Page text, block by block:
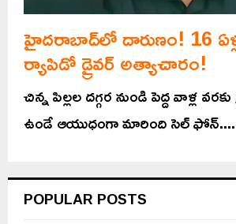
హైదరాబాద్‌లో దారుణం! 16
ర్యాపిడో డ్రైవర్ అత్యాచారం!
చిన్న పిల్లల దగ్గర నుండి పెద్ద వాళ్ల
ఉండే ఆయుధంగా మారింది సెల్ ఫోన్....
POPULAR POSTS